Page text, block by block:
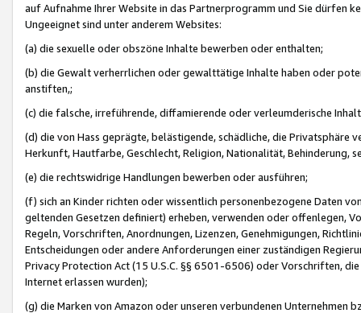
auf Aufnahme Ihrer Website in das Partnerprogramm und Sie dürfen
Ungeeignet sind unter anderem Websites:
(a) die sexuelle oder obszöne Inhalte bewerben oder enthalten;
(b) die Gewalt verherrlichen oder gewalttätige Inhalte haben oder
anstiften,;
(c) die falsche, irreführende, diffamierende oder verleumderische
(d) die von Hass geprägte, belästigende, schädliche, die Privatsphäre
Herkunft, Hautfarbe, Geschlecht, Religion, Nationalität, Behinderung,
(e) die rechtswidrige Handlungen bewerben oder ausführen;
(f) sich an Kinder richten oder wissentlich personenbezogene Daten
geltenden Gesetzen definiert) erheben, verwenden oder offenlegen,
Regeln, Vorschriften, Anordnungen, Lizenzen, Genehmigungen,
Entscheidungen oder andere Anforderungen einer zuständigen
Privacy Protection Act (15 U.S.C. §§ 6501-6506) oder Vorschriften,
Internet erlassen wurden);
(g) die Marken von Amazon oder unseren verbundenen Unternehmen